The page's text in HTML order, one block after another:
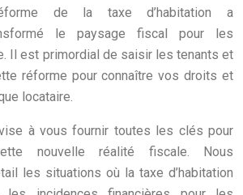
de la taxe d’habitation a
le paysage fiscal pour les
Il est primordial de saisir les tenants et
réforme pour connaître vos droits et
locataire.
à vous fournir toutes les clés pour
nouvelle réalité fiscale. Nous
les situations où la taxe d’habitation